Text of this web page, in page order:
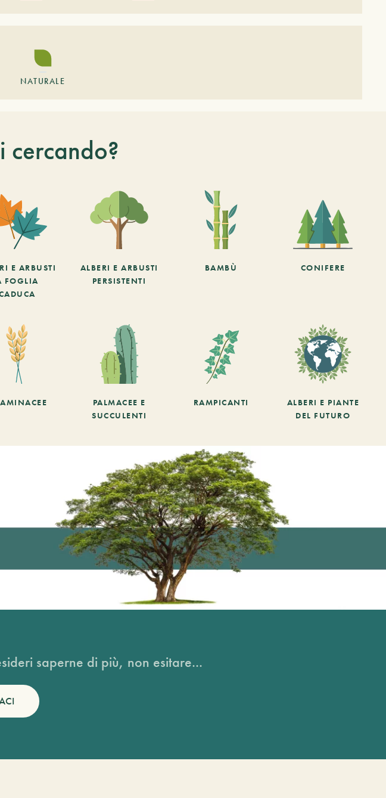
NATURALE
cercando?
E ARBUSTI
FOGLIA
ALBERI E ARBUSTI
PERSISTENTI
BAMBÙ CONIFERE
PALMACEE E
SUCCULENTI
RAMPICANTI
ALBERI E PIANTE
DEL FUTURO
saperne di più, non esitare...